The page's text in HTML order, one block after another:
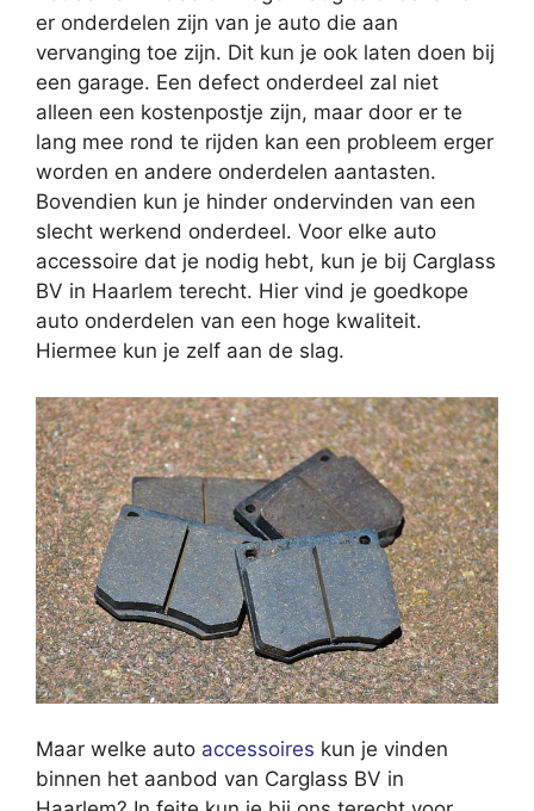
er onderdelen zijn van je auto die aan
vervanging toe zijn. Dit kun je ook laten doen bij
een garage. Een defect onderdeel zal niet
alleen een kostenpostje zijn, maar door er te
lang mee rond te rijden kan een probleem erger
worden en andere onderdelen aantasten.
Bovendien kun je hinder ondervinden van een
slecht werkend onderdeel. Voor elke auto
accessoire dat je nodig hebt, kun je bij Carglass
BV in Haarlem terecht. Hier vind je goedkope
auto onderdelen van een hoge kwaliteit.
Hiermee kun je zelf aan de slag.
Maar welke auto accessoires kun je vinden
binnen het aanbod van Carglass BV in